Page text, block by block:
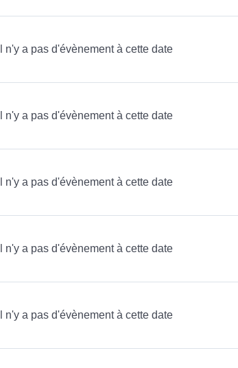
Il n'y a pas d'évènement à cette date
Il n'y a pas d'évènement à cette date
Il n'y a pas d'évènement à cette date
Il n'y a pas d'évènement à cette date
Il n'y a pas d'évènement à cette date